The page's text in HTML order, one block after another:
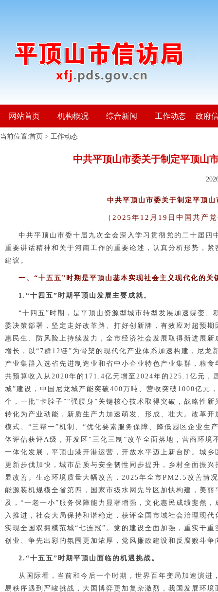
网站首页 机构概况 综合新闻 工作动态 政府
当前位置:首页 > 工作动态
中共平顶山市委关于制定平顶山
中共平顶山市委关于制定平顶
（ 2025年12月19日中国共产
中共平顶山市委十届九次全会深入学习贯彻党的二十届
重要讲话精神和关于河南工作的重要论述，认真分析形势，
建议。
一、“十五五”时期是平顶山基本实现社会主义现代化的关
1.“十四五”时期平顶山发展主要成就。
“十四五”时期，是平顶山资源型城市转型发展加速蝶变
委决策部署，坚定走好改革路、打好创新牌，有效应对超预
惠民生、防风险上持续发力，全市经济社会发展取得新进展新
增长，以“7群12链”为骨架的现代化产业体系加速构建，尼
产业集群入选省先进制造业和省中小企业特色产业集群，粮
共预算收入从2020年的171.4亿元增至2024年的225.1亿元，
城”建设，中国尼龙城产能突破400万吨、营收突破1000亿元
个，一批“卡脖子”“强腰身”关键核心技术取得突破，战略性
转化为产业动能，新质生产力加速萌发、形成、壮大。 改革开
模式、“三帮一”机制、“优化要素服务保障、降低园区企业生
体评估获评A级，开发区“三化三制”改革全面落地，营商环
一体化发展，平顶山港开港运营 ， 开放水平迈上新台阶。 城乡
更新步伐加快，城市品质与安全韧性同步提升，乡村全面振
显改善。 生态环境质量大幅改善， 2025年全市PM2.5 改善情
能源装机规模全省第四，国家市级水网先导区加快构建，美
及，“一老一小”服务保障能力显著增强，文化惠民成绩斐然
入推进，社会大局保持和谐稳定，获评全国市域社会治理现
实现全国双拥模范城“七连冠”。 党的建设全面加强， 重实干重
创业、争先出彩的氛围更加浓厚，党风廉政建设和反腐败斗
2.“十五五”时期平顶山面临的机遇挑战。
从国际看，当前和今后一个时期，世界百年变局加速演
易秩序遇到严峻挑战，大国博弈更加复杂激烈，我国发展环